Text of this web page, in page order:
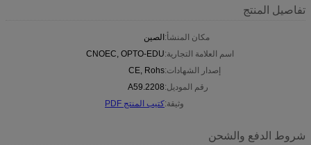
تفاصيل المنتج
مكان المنشأ:الصين
اسم العلامة التجارية:CNOEC, OPTO-EDU
إصدار الشهادات:CE, Rohs
رقم الموديل:A59.2208
وثيقة:كتيب المنتج PDF
شروط الدفع والشحن